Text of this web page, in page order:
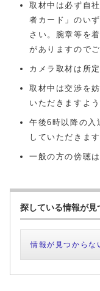
取材中は必ず自
者カード」のい
さい。腕章等を
がありますので
カメラ取材は所
取材中は交渉を
いただきますよ
午後6時以降の入
していただきま
一般の方の傍聴
探している情報が見
情報が見つからな